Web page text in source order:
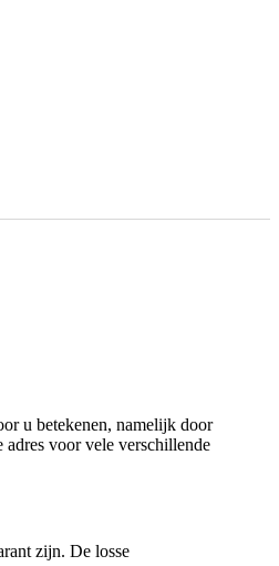
u betekenen, namelijk door
voor vele verschillende
zijn. De losse